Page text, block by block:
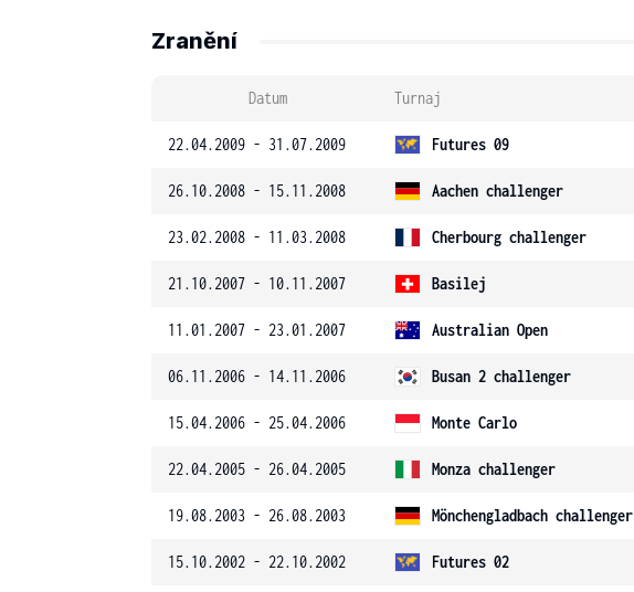
Zranění
Datum Turnaj
22.04.2009 - 31.07.2009 Futures 09
26.10.2008 - 15.11.2008 Aachen challenger
23.02.2008 - 11.03.2008 Cherbourg challenger
21.10.2007 - 10.11.2007 Basilej
11.01.2007 - 23.01.2007 Australian Open
06.11.2006 - 14.11.2006 Busan 2 challenger
15.04.2006 - 25.04.2006 Monte Carlo
22.04.2005 - 26.04.2005 Monza challenger
19.08.2003 - 26.08.2003 Mönchengladbach challenger
15.10.2002 - 22.10.2002 Futures 02